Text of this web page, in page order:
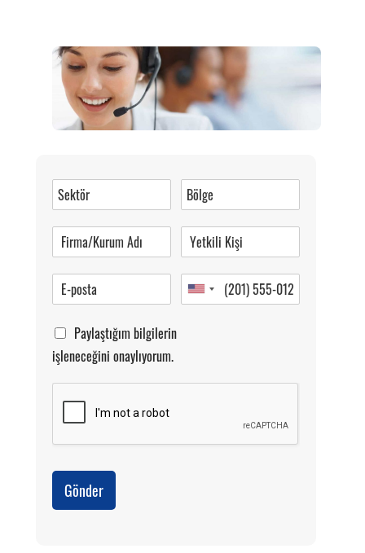
0 (216) 462 49 34
Pazartesi-Cumartesi 09.00-20.00
Paylaştığım bilgilerin
işleneceğini onaylıyorum.
Gönder